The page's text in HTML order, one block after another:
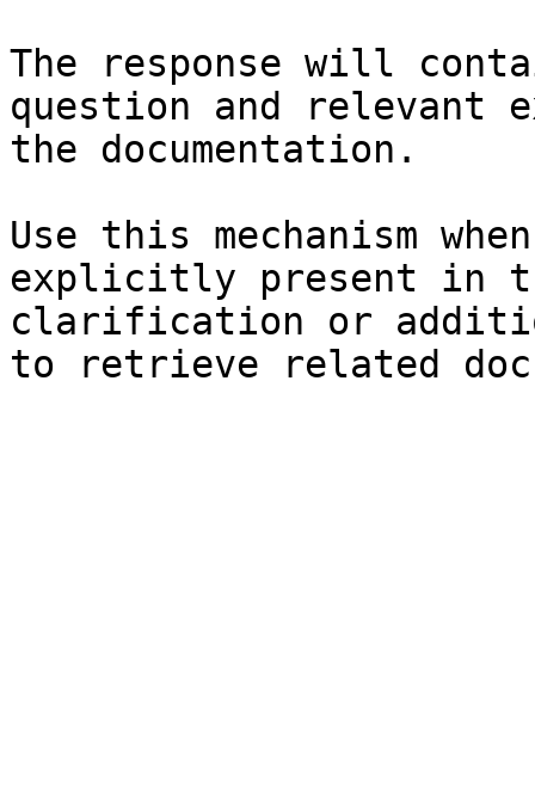
The response will
question and relevant
the documentation.
Use this mechanism
explicitly present in
clarification or